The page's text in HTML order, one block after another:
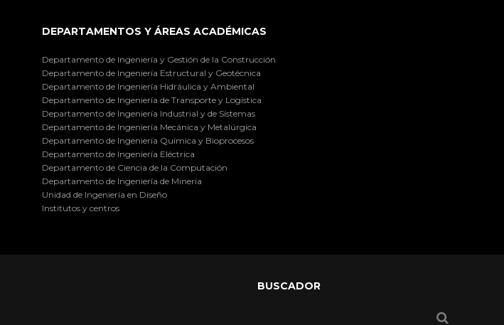
DEPARTAMENTOS Y ÁREAS ACADÉMICAS
Departamento de Ingeniería y Gestión de la Construcción
Departamento de Ingeniería Estructural y Geotécnica
Departamento de Ingeniería Hidráulica y Ambiental
Departamento de Ingeniería de Transporte y Logística
Departamento de Ingeniería Industrial y de Sistemas
Departamento de Ingeniería Mecánica y Metalúrgica
Departamento de Ingeniería Química y Bioprocesos
Departamento de Ingeniería Eléctrica
Departamento de Ciencia de la Computación
Departamento de Ingeniería de Minería
Unidad de Ingeniería en Diseño
Institutos y centros
BUSCADOR